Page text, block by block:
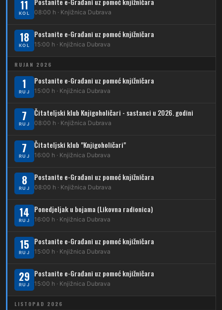
210 Dubrava – Stud. grad – Klin
213
214 Koledinečka – Resnički gaj
223 Dubrava – Trnovčica – Dubec
230 Dubrava – Granešinski Novaki
232 Dubrava – Jazbina
269
DUBEC
212
223 Dubec – Trnovčica – Dubrava
224 Dubec – Novoselec
261 Dubec – Sesvete – Goranec
262 Dubec – Sesvete – Planina Donja
263 Dubec – Sesvete–Kašina – Pl.Gornja
34 Dubec – Ljubljanica – Noćna linija
Karta tramvajskih linija
11
KOL 08:00 h · Knjižnica Dubrava
18
KOL
Postanite e-Građani uz pomoć knjižničara
15:00 h · Knjižnica Dubrava
RUJAN 2026
1
RUJ
Postanite e-Građani uz pomoć knjižničara
15:00 h · Knjižnica Dubrava
7
RUJ
Čitateljski klub Knjigoholičari - sastanci u 2026. godini
08:00 h · Knjižnica Dubrava
7
RUJ
Čitateljski klub "Knjigoholičari"
16:00 h · Knjižnica Dubrava
8
RUJ
Postanite e-Građani uz pomoć knjižničara
08:00 h · Knjižnica Dubrava
14
RUJ
Ponedjeljak u bojama (Likovna radionica)
16:00 h · Knjižnica Dubrava
15
RUJ
Postanite e-Građani uz pomoć knjižničara
15:00 h · Knjižnica Dubrava
29
RUJ
Postanite e-Građani uz pomoć knjižničara
15:00 h · Knjižnica Dubrava
LISTOPAD 2026